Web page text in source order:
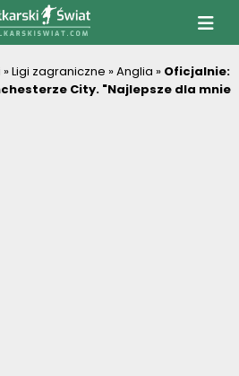
PiłkarskiSwiat.com
»Ligi zagraniczne »Anglia » Oficjalnie:
City. "Najlepsze dla mnie